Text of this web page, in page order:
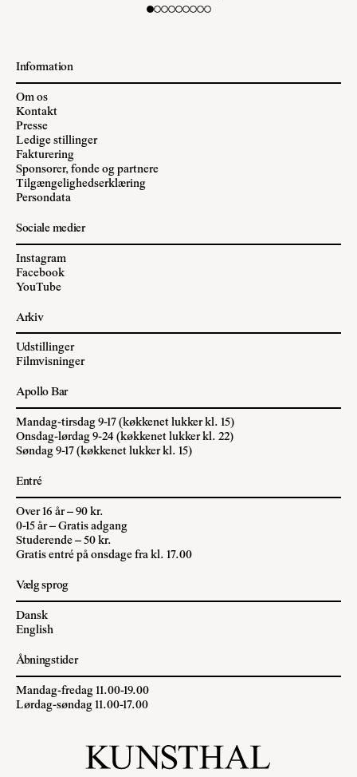
Information
Om os
Kontakt
Presse
Ledige stillinger
Fakturering
Sponsorer, fonde og partnere
Tilgængelighedserklæring
Persondata
Sociale medier
Instagram
Facebook
YouTube
Arkiv
Udstillinger
Filmvisninger
Apollo Bar
Mandag-tirsdag 9-17 (køkkenet lukker kl. 15)
Onsdag-lørdag 9-24 (køkkenet lukker kl. 22)
Søndag 9-17 (køkkenet lukker kl. 15)
Entré
Over 16 år – 90 kr.
0-15 år – Gratis adgang
Studerende – 50 kr.
Gratis entré på onsdage fra kl. 17.00
Vælg sprog
Dansk
English
Åbningstider
Mandag-fredag 11.00-19.00
Lørdag-søndag 11.00-17.00